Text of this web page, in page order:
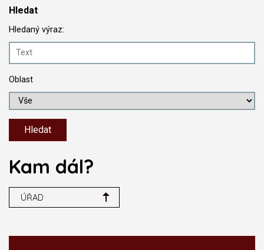
Hledat
Hledaný výraz:
Oblast
Kam dál?
ÚŘAD